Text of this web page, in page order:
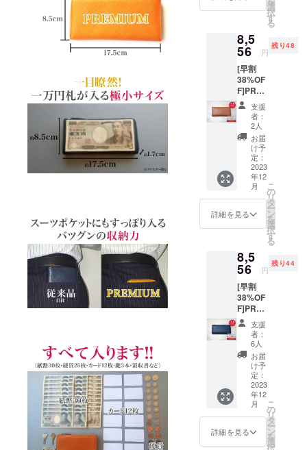
38%OF
にて承
りま
す。 カ
ラー:ブ
ラック *
発送は
レター
パック
便手渡
しとな
りま
す。 *発
送順が
多少前
後する
場合も
ござい
ます。 *
製造工
程上の
より出
荷時期
が、遅
れる場
合があ
りま
す。
選
択
す
る
8,5
56 円
残り48
[早割
38%OF
F]PRE
MIUM1
点 一般
販売予
定価格
13,800
円(税、
送料込
み)のと
ころ50
名様限
定
38%OF
にて承
りま
す。 カ
ラー:
キャメ
ル *発送
はレ
ター
パック
便手渡
しとな
りま
す。 *発
送順が
多少前
後する
場合も
支援
者：
2人
お届
け予
定：
2023
年12
月
詳細を見る
こ
の
リ
タ
ー
ン
を
選
択
す
る
8,5
56 円
残り44
[早割
38%OF
F]PRE
MIUM1
点 一般
販売予
定価格
13,800
円(税、
送料込
み)のと
ころ50
名様限
定
38%OF
支援
者：
6人
お届
け予
定：
2023
年12
月
詳細を見る
こ
の
リ
タ
ー
ン
を
選